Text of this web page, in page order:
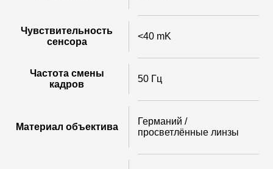
Чувствительность
сенсора
<40 mK
Частота смены
кадров
50 Гц
Материал объектива
Германий /
просветлённые линзы